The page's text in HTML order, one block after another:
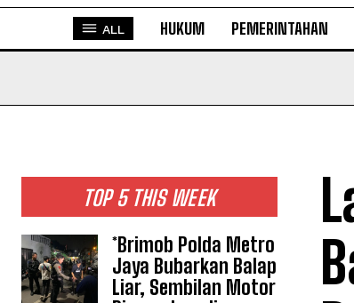
ALL HUKUM PEMERINTAHAN
TOP 5 THIS WEEK
*Brimob Polda Metro
Jaya Bubarkan Balap
Liar, Sembilan Motor